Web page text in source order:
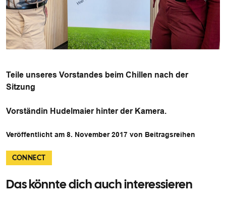
Teile unseres Vorstandes beim Chillen nach der
Sitzung
Vorständin Hudelmaier hinter der Kamera.
Veröffentlicht am 8. November 2017 von Beitragsreihen
CONNECT
Das könnte dich auch interessieren